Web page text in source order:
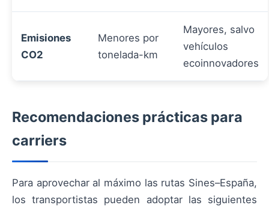
Emisiones
CO2
Menores por
tonelada-km
Mayores, salvo
vehículos
ecoinnovadores
Recomendaciones prácticas para
carriers
Para aprovechar al máximo las rutas Sines–España,
los transportistas pueden adoptar las siguientes